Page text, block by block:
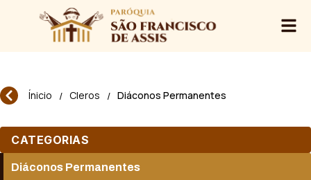
Ínicio / Cleros / Diáconos Permanentes
CATEGORIAS
Diáconos Permanentes